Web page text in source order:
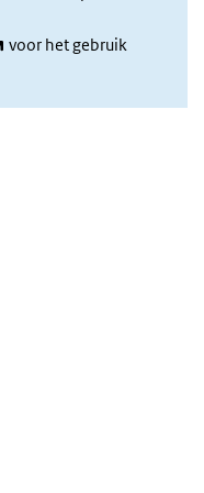
link)
(externe link)
voor het gebruik